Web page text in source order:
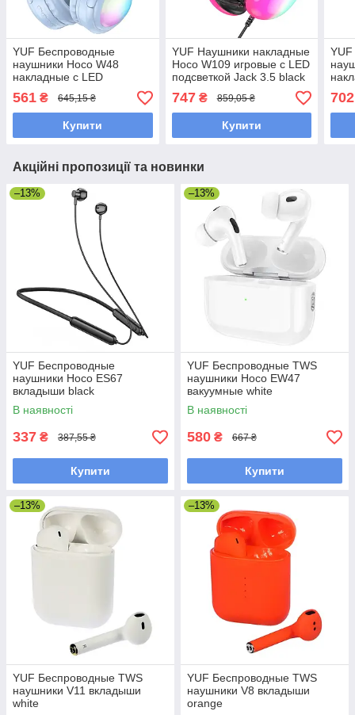
YUF Беспроводные
наушники Hoco W48
накладные с LED
подсветкой blue
561 ₴ 645,15 ₴
Купити
YUF Наушники накладные
Hoco W109 игровые с LED
подсветкой Jack 3.5 black
747₴ 859,05 ₴
Купити
702
Акційні пропозиції та новинки
–13%
YUF Беспроводные
наушники Hoco ES67
вкладыши black
В наявності
337 ₴ 387,55 ₴
Купити
–13%
YUF Беспроводные TWS
наушники Hoco EW47
вакуумные white
В наявності
580 ₴ 667 ₴
Купити
–13%
YUF Беспроводные TWS
наушники V11 вкладыши
white
–13%
YUF Беспроводные TWS
наушники V8 вкладыши
orange